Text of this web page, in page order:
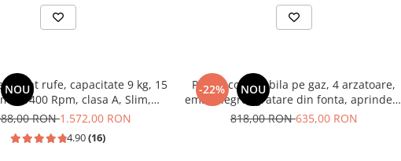
NOU
spalat rufe, capacitate 9 kg, 15
1400 Rpm, clasa A, Slim,
Inverter, Samus WSLI-9144
RON1.572,00 RON
4.90(16)
-22% NOU
Plita incorporabila pe gaz, 4 arzatoare,
email negru, gratare din fonta, aprindere
electrica, Samus
818,00 RON635,00 RON